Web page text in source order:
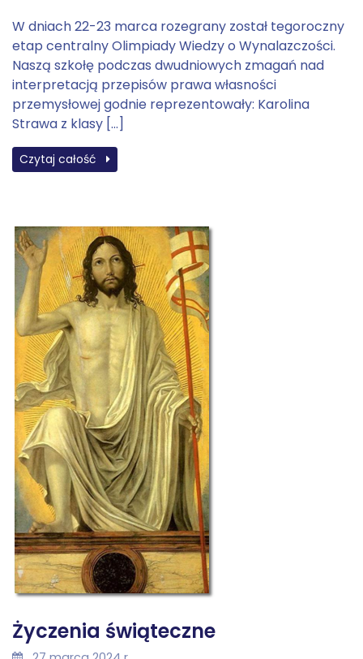
W dniach 22-23 marca rozegrany został tegoroczny
etap centralny Olimpiady Wiedzy o Wynalazczości.
Naszą szkołę podczas dwudniowych zmagań nad
interpretacją przepisów prawa własności
przemysłowej godnie reprezentowały: Karolina
Strawa z klasy […]
Czytaj całość
Życzenia świąteczne